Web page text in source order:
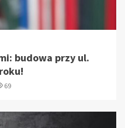
budowa przy ul.
69